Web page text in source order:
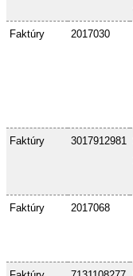
Faktúry 2017030
Faktúry 3017912981
Faktúry 2017068